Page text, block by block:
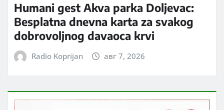
Humani gest Akva parka Doljevac:
Besplatna dnevna karta za svakog
dobrovoljnog davaoca krvi
Radio Koprijan авг 7, 2026